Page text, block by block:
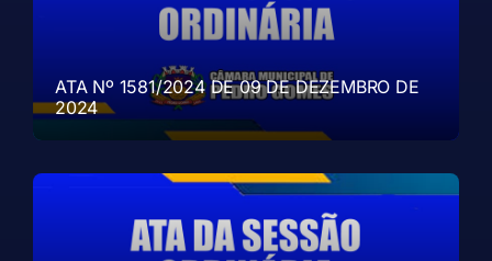
ATA Nº 1581/2024 DE 09 DE DEZEMBRO DE
2024